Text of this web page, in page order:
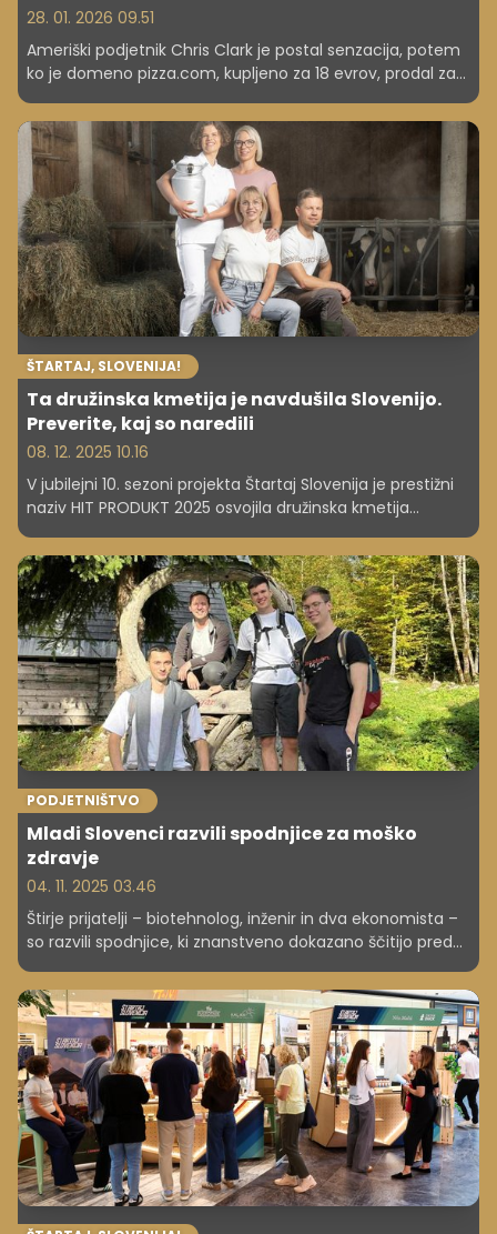
28. 01. 2026 09.51
Ameriški podjetnik Chris Clark je postal senzacija, potem
ko je domeno pizza.com, kupljeno za 18 evrov, prodal za
visoko vsoto.
ŠTARTAJ, SLOVENIJA!
Ta družinska kmetija je navdušila Slovenijo.
Preverite, kaj so naredili
08. 12. 2025 10.16
V jubilejni 10. sezoni projekta Štartaj Slovenija je prestižni
naziv HIT PRODUKT 2025 osvojila družinska kmetija
Pustotnik s svojo inovativno linijo mlečnih izdelkov brez
laktoze. V trenutku razglasitve je bilo čutiti čisto
presenečenje, pa tudi iskreno veselje, ki je zaznamovalo
zaključek še ene izjemne sezone oddaje.
PODJETNIŠTVO
Mladi Slovenci razvili spodnjice za moško
zdravje
04. 11. 2025 03.46
Štirje prijatelji – biotehnolog, inženir in dva ekonomista –
so razvili spodnjice, ki znanstveno dokazano ščitijo pred
sevanjem in hladijo moda. Februarja letos so jih
predstavili na slovenskem trgu, zdaj pa že načrtujejo
širitev v tujino.